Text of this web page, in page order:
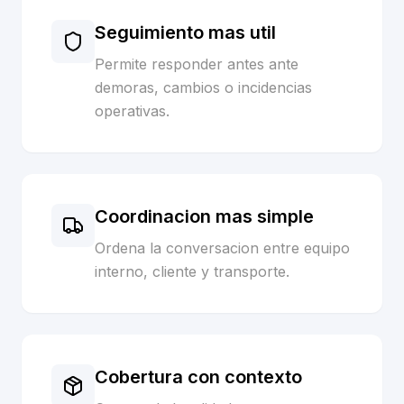
Seguimiento mas util
Permite responder antes ante
demoras, cambios o incidencias
operativas.
Coordinacion mas simple
Ordena la conversacion entre equipo
interno, cliente y transporte.
Cobertura con contexto